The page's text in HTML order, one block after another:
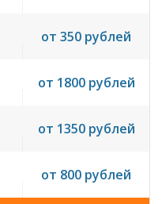
от 350 рублей
от 1800 рублей
от 1350 рублей
от 800 рублей